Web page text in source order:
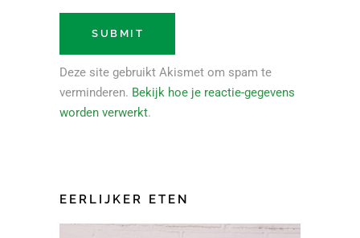
Deze site gebruikt Akismet om spam te
verminderen. Bekijk hoe je reactie-gegevens
worden verwerkt.
EERLIJKER ETEN